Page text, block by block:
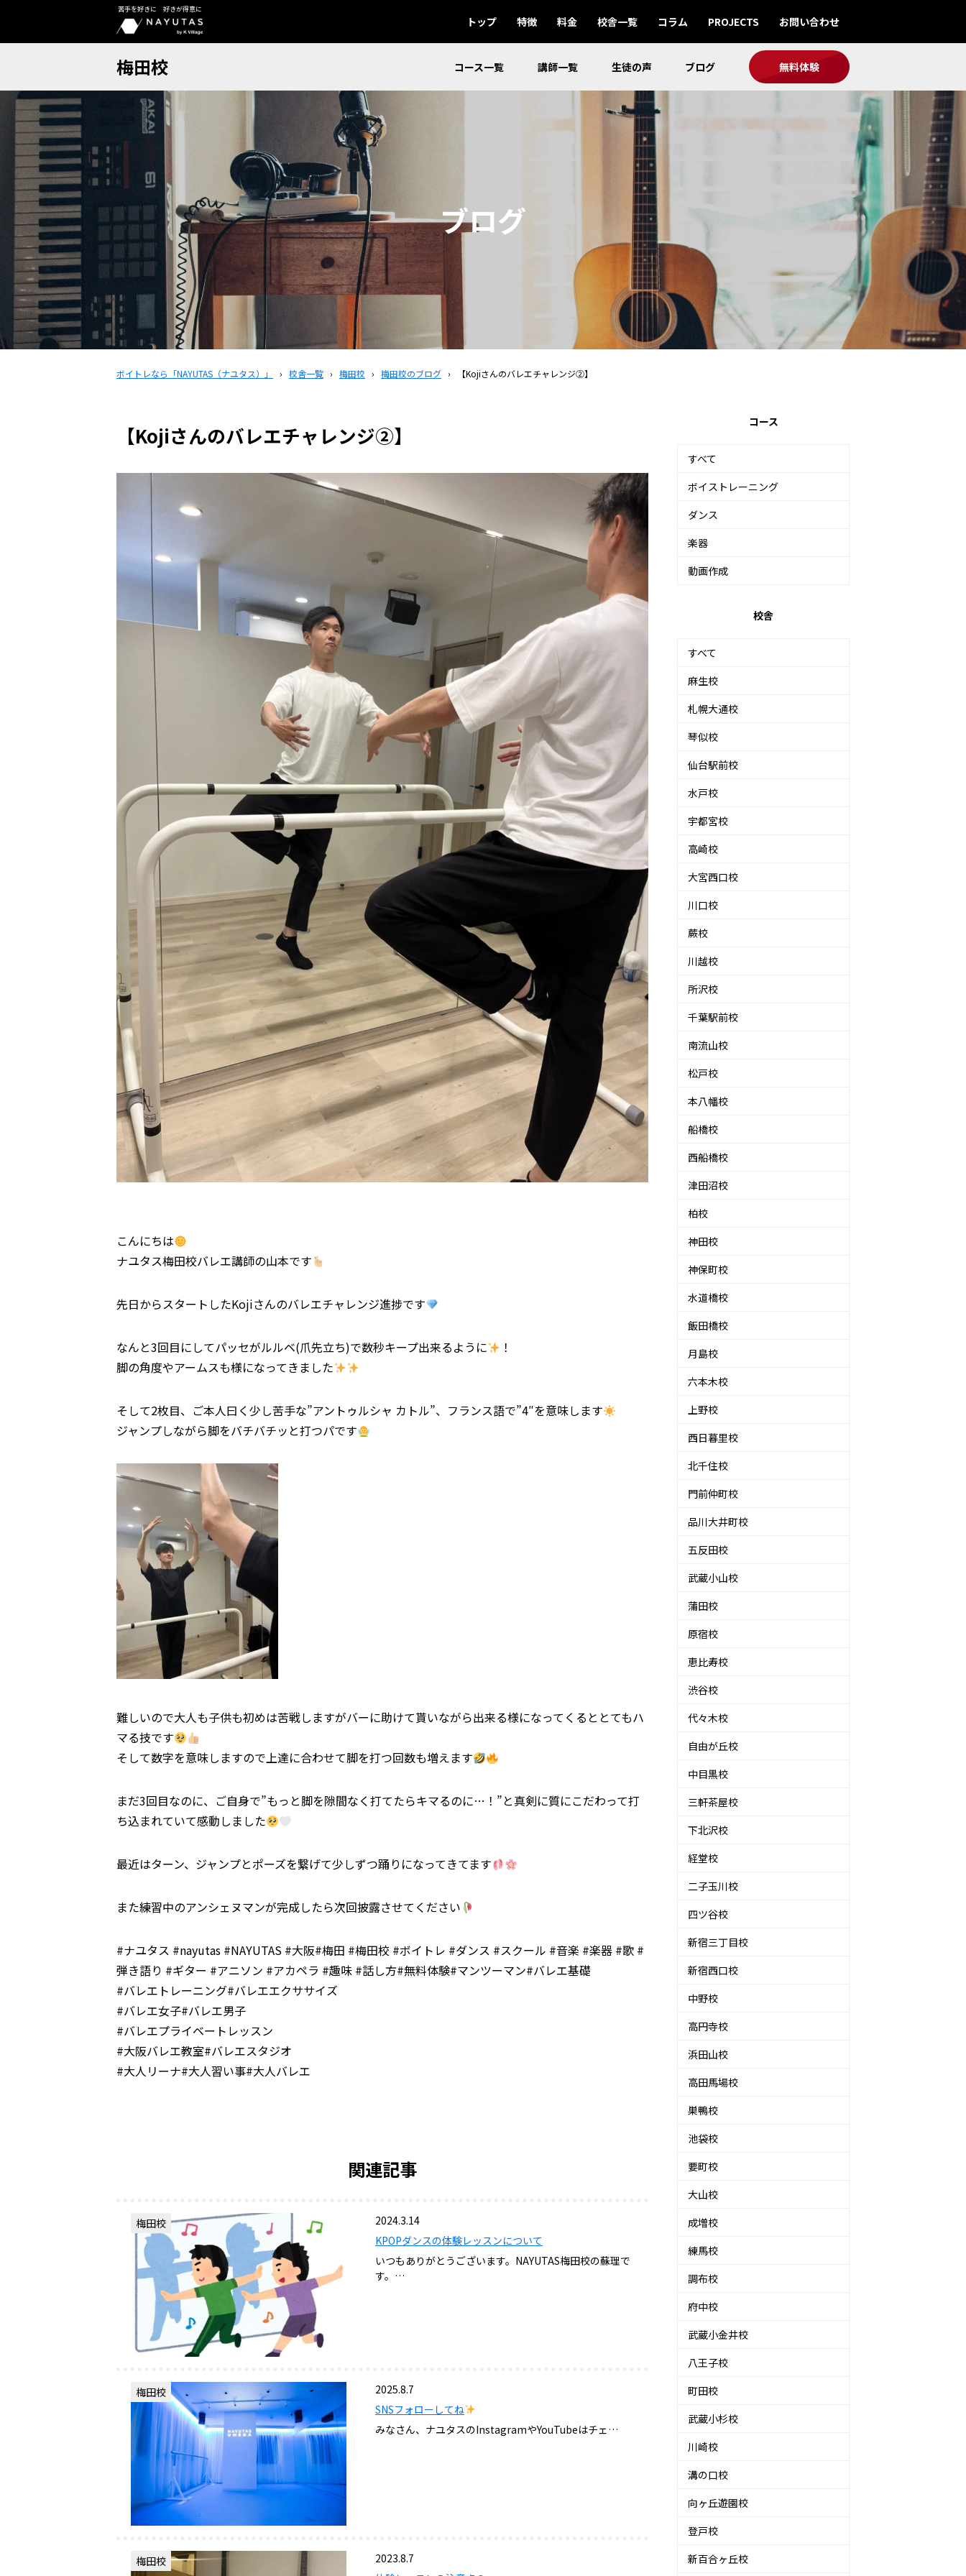
苦手を好きに 好きが得意に
トップ 特徴 料金 校舎一覧 コラム PROJECTS お問い合わせ
梅田校 コース一覧 講師一覧 生徒の声 ブログ 無料体験
ブログ
ボイトレなら「NAYUTAS（ナユタス）」 › 校舎一覧 › 梅田校 › 梅田校のブログ › 【Kojiさんのバレエチャレンジ②】
【Kojiさんのバレエチャレンジ②】
こんにちは
ナユタス梅田校バレエ講師の山本です
先日からスタートしたKojiさんのバレエチャレンジ進捗です
なんと3回目にしてパッセがルルベ(爪先立ち)で数秒キープ出来るように
！
脚の角度やアームスも様になってきました
そして2枚目、ご本人曰く少し苦手な”アントゥルシャ カトル”、フランス語で”4″を意味します
ジャンプしながら脚をバチバチッと打つパです
難しいので大人も子供も初めは苦戦しますがバーに助けて貰いながら出来る様になってくるととてもハ
マる技です
そして数字を意味しますので上達に合わせて脚を打つ回数も増えます
まだ3回目なのに、ご自身で”もっと脚を隙間なく打てたらキマるのに…！”と真剣に質にこだわって打
ち込まれていて感動しました
最近はターン、ジャンプとポーズを繋げて少しずつ踊りになってきてます
また練習中のアンシェヌマンが完成したら次回披露させてください
#ナユタス #nayutas #NAYUTAS #大阪#梅田 #梅田校 #ボイトレ #ダンス #スクール #音楽 #楽器 #歌 #
弾き語り #ギター #アニソン #アカペラ #趣味 #話し方#無料体験#マンツーマン#バレエ基礎
#バレエトレーニング#バレエエクササイズ
#バレエ女子#バレエ男子
#バレエプライベートレッスン
#大阪バレエ教室#バレエスタジオ
#大人リーナ#大人習い事#大人バレエ
関連記事
梅田校
2024.3.14
KPOPダンスの体験レッスンについて
いつもありがとうございます。NAYUTAS梅田校の蘇理で
す。…
梅田校
2025.8.7
SNSフォローしてね
みなさん、ナユタスのInstagramやYouTubeはチェ…
梅田校
2023.8.7
コース
すべて
ボイストレーニング
ダンス
楽器
動画作成
校舎
すべて
麻生校
札幌大通校
琴似校
仙台駅前校
水戸校
宇都宮校
高崎校
大宮西口校
川口校
蕨校
川越校
所沢校
千葉駅前校
南流山校
松戸校
本八幡校
船橋校
西船橋校
津田沼校
柏校
神田校
神保町校
水道橋校
飯田橋校
月島校
六本木校
上野校
西日暮里校
北千住校
門前仲町校
品川大井町校
五反田校
武蔵小山校
蒲田校
原宿校
恵比寿校
渋谷校
代々木校
自由が丘校
中目黒校
三軒茶屋校
下北沢校
経堂校
二子玉川校
四ツ谷校
新宿三丁目校
新宿西口校
中野校
高円寺校
浜田山校
高田馬場校
巣鴨校
池袋校
要町校
大山校
成増校
練馬校
調布校
府中校
武蔵小金井校
八王子校
町田校
武蔵小杉校
川崎校
溝の口校
向ヶ丘遊園校
登戸校
新百合ヶ丘校